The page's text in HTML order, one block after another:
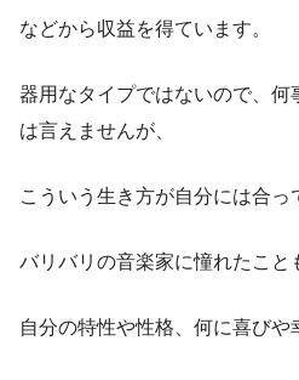
などから収益を得ています。
器用なタイプではないので、何
は言えませんが、
こういう生き方が自分には合っ
バリバリの音楽家に憧れたこと
自分の特性や性格、何に喜びや